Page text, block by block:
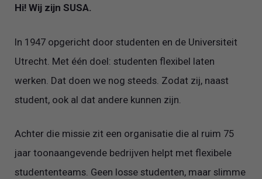
Hi! Wij zijn SUSA.
In 1947 opgericht door studenten en de Universiteit
Utrecht. Met één doel: studenten flexibel laten
werken. Dat doen we nog steeds. Zodat zij, naast
student, ook al dat andere kunnen zijn.
Achter die missie zit een organisatie die al ruim 75
jaar toonaangevende bedrijven helpt met flexibele
studententeams. Geen losse studenten, maar slimme